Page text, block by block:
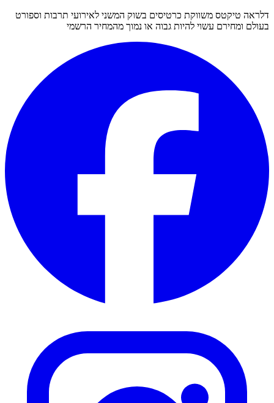
דלראה טיקטס משווקת כרטיסים בשוק המשני לאירועי תרבות וספורט
בעולם ומחירם עשוי להיות גבוה או נמוך מהמחיר הרשמי